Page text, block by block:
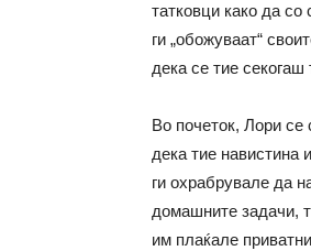
татковци како да со
ги „обожуваат“
дека се тие секогаш
Во почеток, Лори се
дека тие навистина
ги охрабрувале да
домашните задачи,
им плаќале